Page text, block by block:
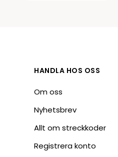
HANDLA HOS OSS
Om oss
Nyhetsbrev
Allt om streckkoder
Registrera konto